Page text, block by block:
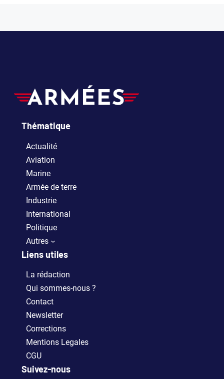
Thématique
Actualité
Aviation
Marine
Armée de terre
Industrie
International
Politique
Autres
Liens utiles
La rédaction
Qui sommes-nous ?
Contact
Newsletter
Corrections
Mentions Legales
CGU
Suivez-nous